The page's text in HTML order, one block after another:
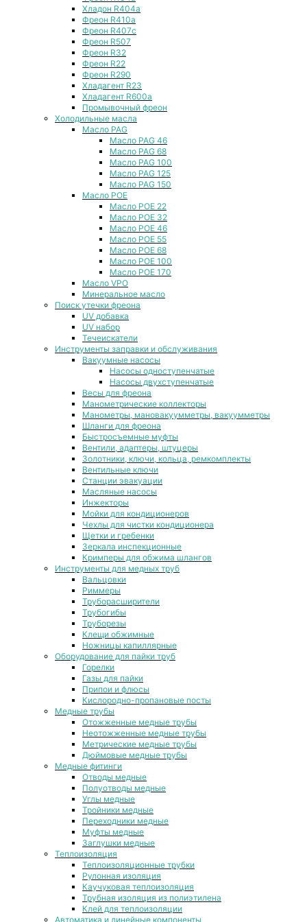
Хладон R404a
Фреон R410a
Фреон R407с
Фреон R507
Фреон R32
Фреон R22
Фреон R290
Хладагент R23
Хладагент R600a
Промывочный фреон
Холодильные масла
Масло PAG
Масло PAG 46
Масло PAG 68
Масло PAG 100
Масло PAG 125
Масло PAG 150
Масло POE
Масло POE 22
Масло POE 32
Масло POE 46
Масло POE 55
Масло POE 68
Масло POE 100
Масло POE 170
Масло VPO
Минеральное масло
Поиск утечки фреона
UV добавка
UV набор
Течеискатели
Инструменты заправки и обслуживания
Вакуумные насосы
Насосы одноступенчатые
Насосы двухступенчатые
Весы для фреона
Манометрические коллекторы
Манометры, мановакуумметры, вакуумметры
Шланги для фреона
Быстросъемные муфты
Вентили, адаптеры, штуцеры
Золотники, ключи, кольца, ремкомплекты
Вентильные ключи
Станции эвакуации
Масляные насосы
Инжекторы
Мойки для кондиционеров
Чехлы для чистки кондиционера
Щетки и гребенки
Зеркала инспекционные
Кримперы для обжима шлангов
Инструменты для медных труб
Вальцовки
Риммеры
Труборасширители
Трубогибы
Труборезы
Клещи обжимные
Ножницы капиллярные
Оборудование для пайки труб
Горелки
Газы для пайки
Припои и флюсы
Кислородно-пропановые посты
Медные трубы
Отожженные медные трубы
Неотожженные медные трубы
Метрические медные трубы
Дюймовые медные трубы
Медные фитинги
Отводы медные
Полуотводы медные
Углы медные
Тройники медные
Переходники медные
Муфты медные
Заглушки медные
Теплоизоляция
Теплоизоляционные трубки
Рулонная изоляция
Каучуковая теплоизоляция
Трубная изоляция из полиэтилена
Клей для теплоизоляции
Автоматика и линейные компоненты